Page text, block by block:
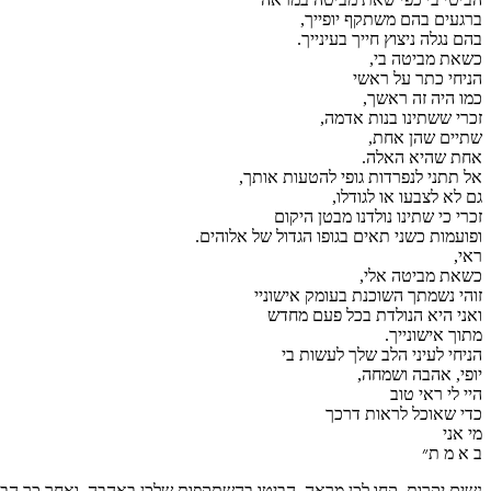
ברגעים בהם משתקף יופייך,
בהם נגלה ניצוץ חייך בעינייך.
כשאת מביטה בי,
הניחי כתר על ראשי
כמו היה זה ראשך,
זכרי ששתינו בנות אדמה,
שתיים שהן אחת,
אחת שהיא האלה.
אל תתני לנפרדות גופי להטעות אותך,
גם לא לצבעו או לגודלו,
זכרי כי שתינו נולדנו מבטן היקום
ופועמות כשני תאים בגופו הגדול של אלוהים.
ראי,
כשאת מביטה אלי,
זוהי נשמתך השוכנת בעומק אישוניי
ואני היא הנולדת בכל פעם מחדש
מתוך אישונייך.
הניחי לעיני הלב שלך לעשות בי
יופי, אהבה ושמחה,
היי לי ראי טוב
כדי שאוכל לראות דרכך
מי אני
ב א מ ת״